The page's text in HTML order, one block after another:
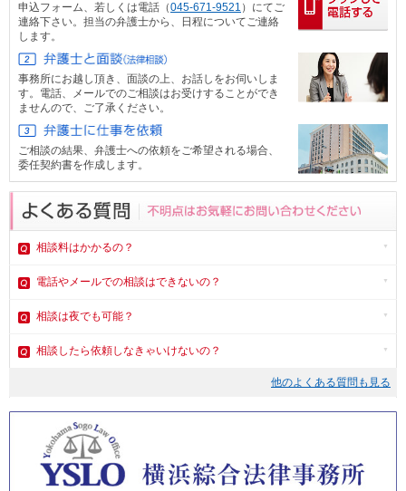
申込フォーム、 若しくは電話（045-671-9521 ）にてご
連絡下さい。担当の弁護士から、日程についてご連絡
します。
事務所にお越し頂き、面談の上、お話しをお伺いしま
す。電話、メールでのご相談はお受けすることができ
ませんので、ご了承ください。
ご相談の結果、弁護士への依頼をご希望される場合、
委任契約書を作成します。
相談料はかかるの？
電話やメールでの相談はできないの？
相談は夜でも可能？
相談したら依頼しなきゃいけないの？
他のよくある質問も見る